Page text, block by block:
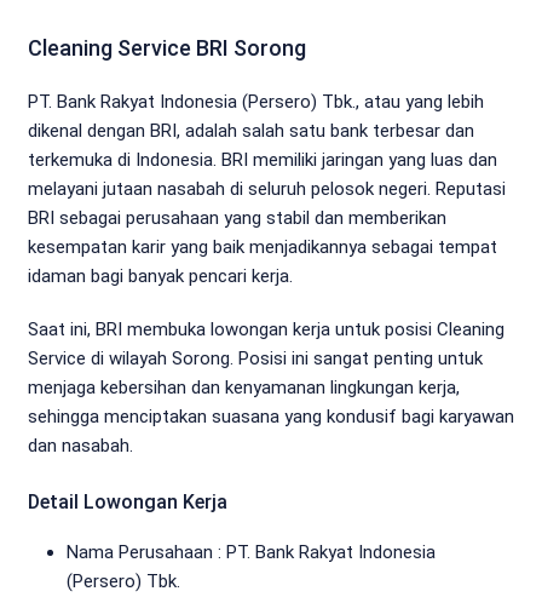
Cleaning Service BRI Sorong
PT. Bank Rakyat Indonesia (Persero) Tbk., atau yang lebih
dikenal dengan BRI, adalah salah satu bank terbesar dan
terkemuka di Indonesia. BRI memiliki jaringan yang luas dan
melayani jutaan nasabah di seluruh pelosok negeri. Reputasi
BRI sebagai perusahaan yang stabil dan memberikan
kesempatan karir yang baik menjadikannya sebagai tempat
idaman bagi banyak pencari kerja.
Saat ini, BRI membuka lowongan kerja untuk posisi Cleaning
Service di wilayah Sorong. Posisi ini sangat penting untuk
menjaga kebersihan dan kenyamanan lingkungan kerja,
sehingga menciptakan suasana yang kondusif bagi karyawan
dan nasabah.
Detail Lowongan Kerja
Nama Perusahaan : PT. Bank Rakyat Indonesia
(Persero) Tbk.